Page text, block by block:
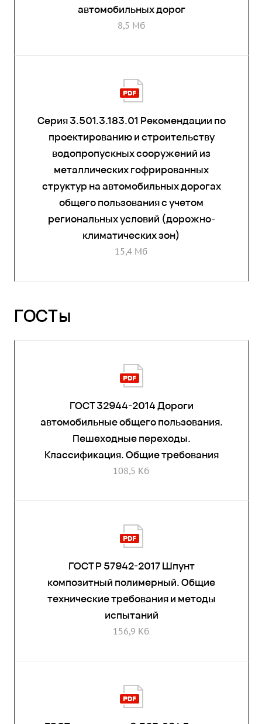
автомобильных дорог
8,5 Мб
Cерия 3.501.3.183.01 Рекомендации по
проектированию и строительству
водопропускных сооружений из
металлических гофрированных
структур на автомобильных дорогах
общего пользования с учетом
региональных условий (дорожно-
климатических зон)
15,4 Мб
ГОСТы
ГОСТ 32944-2014 Дороги
автомобильные общего пользования.
Пешеходные переходы.
Классификация. Общие требования
108,5 Кб
ГОСТ Р 57942-2017 Шпунт
композитный полимерный. Общие
технические требования и методы
испытаний
156,9 Кб